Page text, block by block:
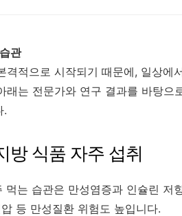
관
적으로 시작되기 때문에, 일상에
래는 전문가와 연구 결과를 바탕으
.
방 식품 자주 섭취
먹는 습관은 만성염증과 인슐린 저
등 만성질환 위험도 높입니다.